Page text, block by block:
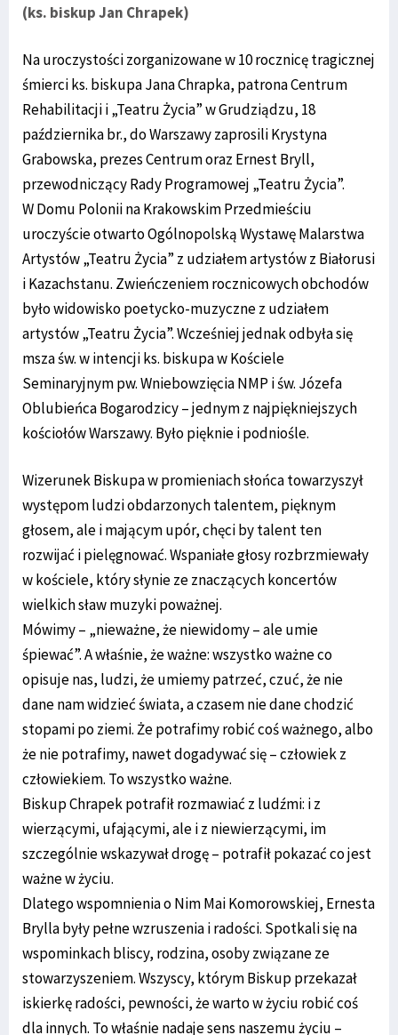
(ks. biskup Jan Chrapek)
Na uroczystości zorganizowane w 10 rocznicę tragicznej
śmierci ks. biskupa Jana Chrapka, patrona Centrum
Rehabilitacji i „Teatru Życia” w Grudziądzu, 18
października br., do Warszawy zaprosili Krystyna
Grabowska, prezes Centrum oraz Ernest Bryll,
przewodniczący Rady Programowej „Teatru Życia”.
W Domu Polonii na Krakowskim Przedmieściu
uroczyście otwarto Ogólnopolską Wystawę Malarstwa
Artystów „Teatru Życia” z udziałem artystów z Białorusi
i Kazachstanu. Zwieńczeniem rocznicowych obchodów
było widowisko poetycko-muzyczne z udziałem
artystów „Teatru Życia”. Wcześniej jednak odbyła się
msza św. w intencji ks. biskupa w Kościele
Seminaryjnym pw. Wniebowzięcia NMP i św. Józefa
Oblubieńca Bogarodzicy – jednym z najpiękniejszych
kościołów Warszawy. Było pięknie i podniośle.
Wizerunek Biskupa w promieniach słońca towarzyszył
występom ludzi obdarzonych talentem, pięknym
głosem, ale i mającym upór, chęci by talent ten
rozwijać i pielęgnować. Wspaniałe głosy rozbrzmiewały
w kościele, który słynie ze znaczących koncertów
wielkich sław muzyki poważnej.
Mówimy – „nieważne, że niewidomy – ale umie
śpiewać”. A właśnie, że ważne: wszystko ważne co
opisuje nas, ludzi, że umiemy patrzeć, czuć, że nie
dane nam widzieć świata, a czasem nie dane chodzić
stopami po ziemi. Że potrafimy robić coś ważnego, albo
że nie potrafimy, nawet dogadywać się – człowiek z
człowiekiem. To wszystko ważne.
Biskup Chrapek potrafił rozmawiać z ludźmi: i z
wierzącymi, ufającymi, ale i z niewierzącymi, im
szczególnie wskazywał drogę – potrafił pokazać co jest
ważne w życiu.
Dlatego wspomnienia o Nim Mai Komorowskiej, Ernesta
Brylla były pełne wzruszenia i radości. Spotkali się na
wspominkach bliscy, rodzina, osoby związane ze
stowarzyszeniem. Wszyscy, którym Biskup przekazał
iskierkę radości, pewności, że warto w życiu robić coś
dla innych. To właśnie nadaje sens naszemu życiu –